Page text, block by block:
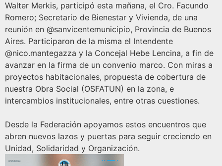
Walter Merkis, participó esta mañana, el Cro. Facundo
Romero; Secretario de Bienestar y Vivienda, de una
reunión en @sanvicentemunicipio, Provincia de Buenos
Aires. Participaron de la misma el Intendente
@nico.mantegazza y la Concejal Hebe Lencina, a fin de
avanzar en la firma de un convenio marco. Con miras a
proyectos habitacionales, propuesta de cobertura de
nuestra Obra Social (OSFATUN) en la zona, e
intercambios institucionales, entre otras cuestiones.
Desde la Federación apoyamos estos encuentros que
abren nuevos lazos y puertas para seguir creciendo en
Unidad, Solidaridad y Organización.